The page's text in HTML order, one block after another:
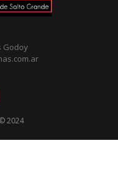
Godoy
2024